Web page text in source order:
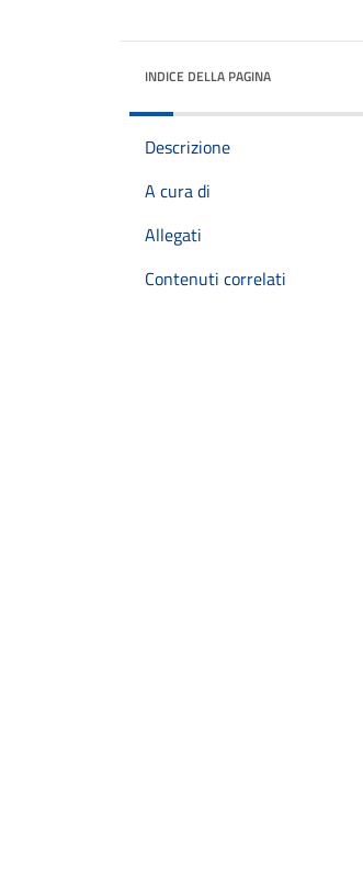
INDICE DELLA PAGINA
Descrizione
A cura di
Allegati
Contenuti correlati